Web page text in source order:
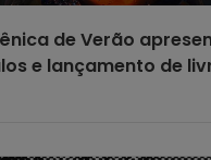
de Verão
e lançamento de